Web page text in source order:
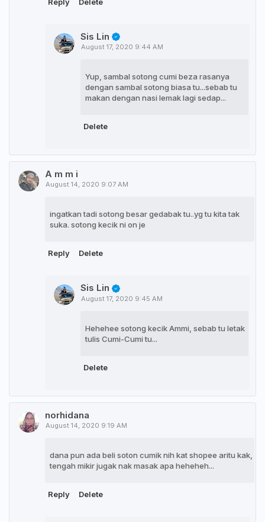
Sis Lin
August 17, 2020 9:44 AM
Yup, sambal sotong cumi beza rasanya
dengan sambal sotong biasa tu...sebab tu
makan dengan nasi lemak lagi sedap...
Delete
A m m i
August 14, 2020 9:07 AM
ingatkan tadi sotong besar gedabak tu..yg tu kita tak
suka. sotong kecik ni on je
Reply Delete
Sis Lin
August 17, 2020 9:45 AM
Hehehee sotong kecik Ammi, sebab tu letak
tulis Cumi-Cumi tu...
Delete
norhidana
August 14, 2020 9:19 AM
dana pun ada beli soton cumik nih kat shopee aritu kak,
tengah mikir jugak nak masak apa heheheh...
Reply Delete